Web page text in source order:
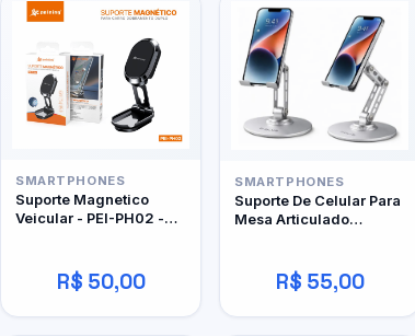
SMARTPHONES
Suporte Magnetico
Veicular - PEI-PH02 -
R$ 50,00
SMARTPHONES
Suporte De Celular Para
Mesa Articulado
R$ 55,00